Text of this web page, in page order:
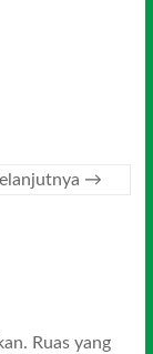
→
Ruas yang